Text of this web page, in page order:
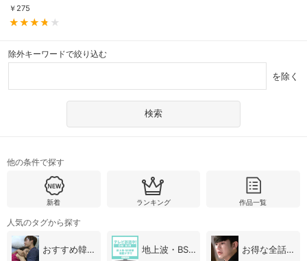
￥ 275
除外キーワードで絞り込む
を除く
他の条件で探す
新着 ランキング 作品一覧
人気のタグから探す
おすすめ韓国ドラマ 地上波・BS放送（韓国ドラマ） お得な全話パック